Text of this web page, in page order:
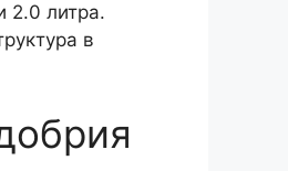
2.0 литра.
в